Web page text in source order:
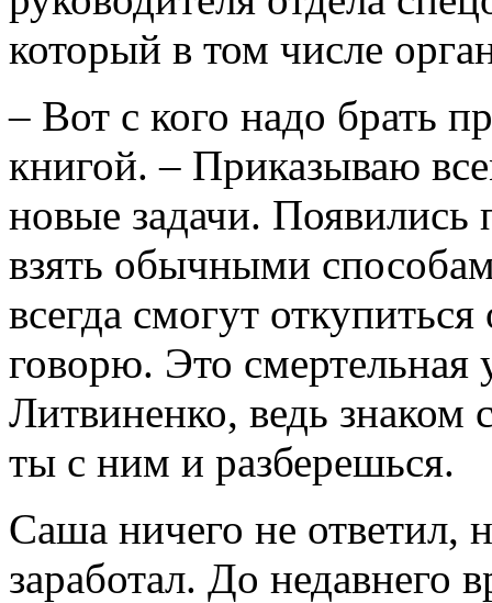
который в том числе
– Вот с кого надо брать
книгой. – Приказываю
новые задачи. Появились
взять обычными
всегда смогут
говорю. Это смертельная
Литвиненко, ведь знаком
ты с ним и разберешься.
Саша ничего не ответил,
заработал. До недавнего